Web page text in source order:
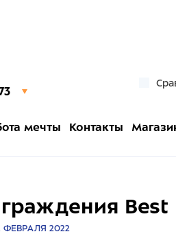
мечты Контакты
Best
ФЕВРАЛЯ 2022